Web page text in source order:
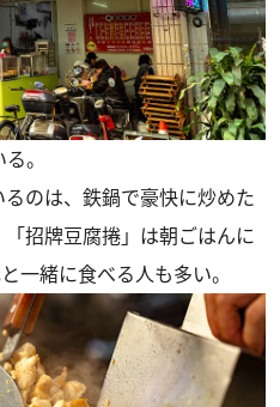
。
のは、鉄鍋で豪快に炒めた
招牌豆腐捲」は朝ごはんに
一緒に食べる人も多い。